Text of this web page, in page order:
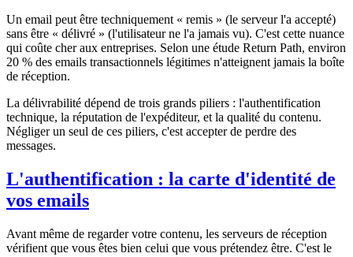
Un email peut être techniquement « remis » (le serveur l'a accepté)
sans être « délivré » (l'utilisateur ne l'a jamais vu). C'est cette nuance
qui coûte cher aux entreprises. Selon une étude Return Path, environ
20 % des emails transactionnels légitimes n'atteignent jamais la boîte
de réception.
La délivrabilité dépend de trois grands piliers : l'authentification
technique, la réputation de l'expéditeur, et la qualité du contenu.
Négliger un seul de ces piliers, c'est accepter de perdre des
messages.
L'authentification : la carte d'identité de
vos emails
Avant même de regarder votre contenu, les serveurs de réception
vérifient que vous êtes bien celui que vous prétendez être. C'est le